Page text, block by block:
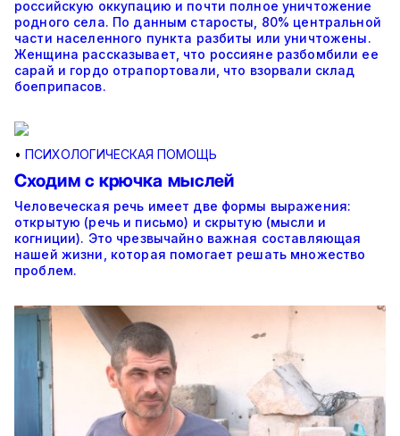
российскую оккупацию и почти полное уничтожение
родного села. По данным старосты, 80% центральной
части населенного пункта разбиты или уничтожены.
Женщина рассказывает, что россияне разбомбили ее
сарай и гордо отрапортовали, что взорвали склад
боеприпасов.
• ПСИХОЛОГИЧЕСКАЯ ПОМОЩЬ
Сходим с крючка мыслей
Человеческая речь имеет две формы выражения:
открытую (речь и письмо) и скрытую (мысли и
когниции). Это чрезвычайно важная составляющая
нашей жизни, которая помогает решать множество
проблем.